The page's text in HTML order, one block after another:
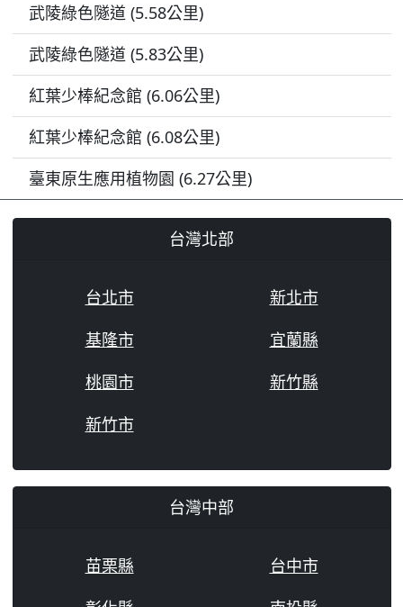
武陵綠色隧道 (5.58公里)
武陵綠色隧道 (5.83公里)
紅葉少棒紀念館 (6.06公里)
紅葉少棒紀念館 (6.08公里)
臺東原生應用植物園 (6.27公里)
台灣北部
台北市
新北市
基隆市
宜蘭縣
桃園市
新竹縣
新竹市
台灣中部
苗栗縣
台中市